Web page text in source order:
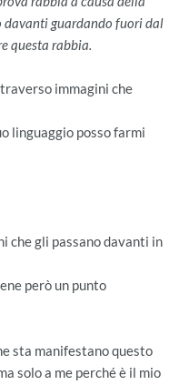
davanti guardando fuori dal
questa rabbia.
immagini che
linguaggio posso farmi
che gli passano davanti in
però un punto
sta manifestano questo
solo a me perché è il mio